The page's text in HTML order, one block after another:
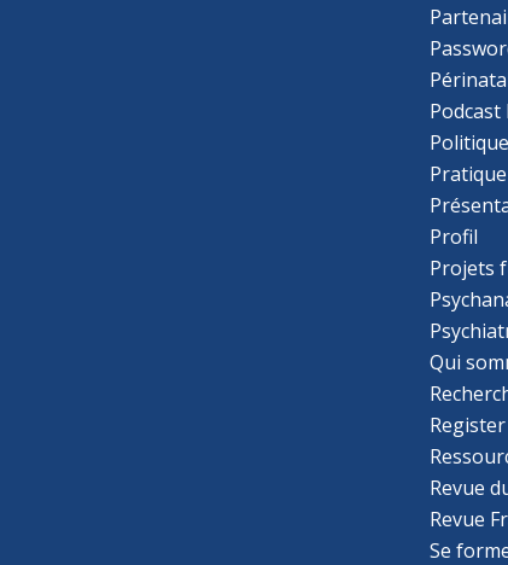
Podcast
Profil
Projets
Qui
Register
Revue
Revue
Se